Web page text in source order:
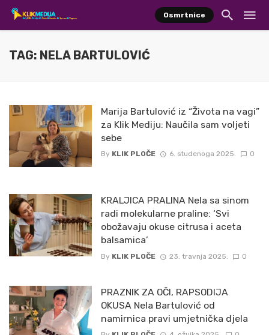
Osmrtnice
TAG: NELA BARTULOVIĆ
Marija Bartulović iz “Života na vagi”
za Klik Mediju: Naučila sam voljeti
sebe
By KLIK PLOČE 6. studenoga 2025. 0
KRALJICA PRALINA Nela sa sinom
radi molekularne praline: ‘Svi
obožavaju okuse citrusa i aceta
balsamica’
By KLIK PLOČE 23. travnja 2025. 0
PRAZNIK ZA OČI, RAPSODIJA
OKUSA Nela Bartulović od
namirnica pravi umjetnička djela